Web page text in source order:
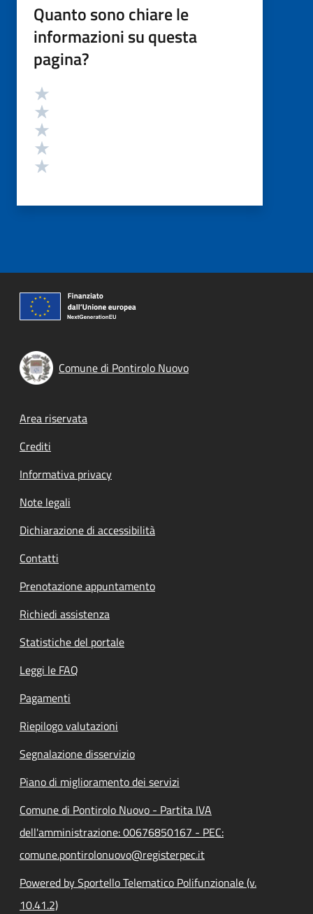
Quanto sono chiare le
informazioni su questa
pagina?
Valutazione
Comune di Pontirolo Nuovo
Footer menu
Area riservata
Crediti
Informativa privacy
Note legali
Dichiarazione di accessibilità
Contatti
Prenotazione appuntamento
Richiedi assistenza
Statistiche del portale
Leggi le FAQ
Pagamenti
Riepilogo valutazioni
Segnalazione disservizio
Piano di miglioramento dei servizi
Comune di Pontirolo Nuovo - Partita IVA
dell'amministrazione: 00676850167 - PEC:
comune.pontirolonuovo@registerpec.it
Powered by Sportello Telematico Polifunzionale (v.
10.41.2)